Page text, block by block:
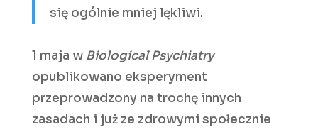
się ogólnie mniej lękliwi.
1 maja w Biological Psychiatry
opublikowano eksperyment
przeprowadzony na trochę innych
zasadach i już ze zdrowymi społecznie